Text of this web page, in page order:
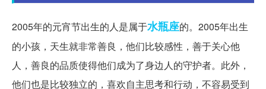
2005年的元宵节出生的人是属于水瓶座的。2005年出生
的小孩，天生就非常善良，他们比较感性，善于关心他
人，善良的品质使得他们成为了身边人的守护者。此外，
他们也是比较独立的，喜欢自主思考和行动，不容易受到